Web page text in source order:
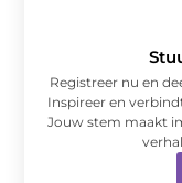
Registreer nu en
Inspireer en
Jouw stem maakt